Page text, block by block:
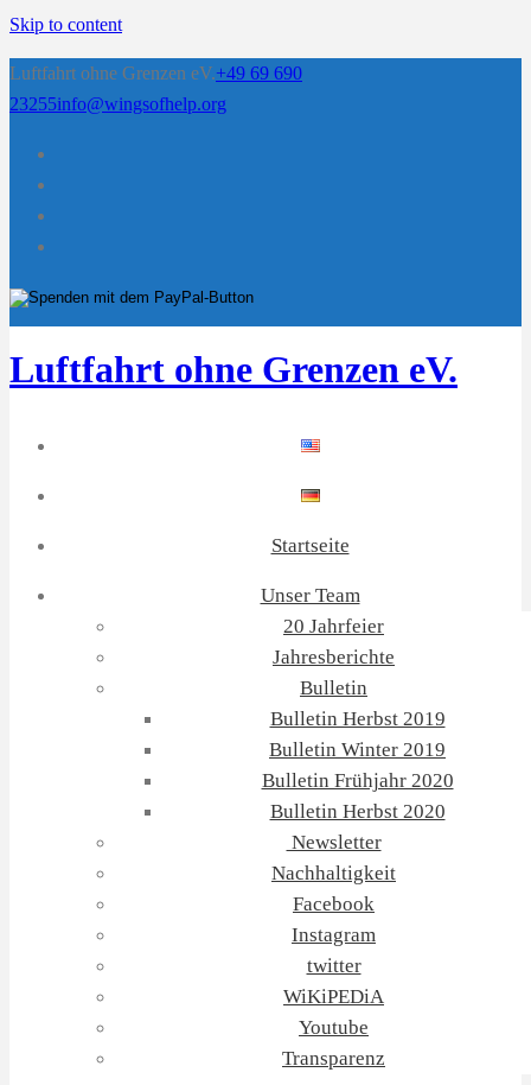
Skip to content
Luftfahrt ohne Grenzen eV.+49 69 690
23255info@wingsofhelp.org
Luftfahrt ohne Grenzen eV.
Startseite
Unser Team
20 Jahrfeier
Jahresberichte
Bulletin
Bulletin Herbst 2019
Bulletin Winter 2019
Bulletin Frühjahr 2020
Bulletin Herbst 2020
Newsletter
Nachhaltigkeit
Facebook
Instagram
twitter
WiKiPEDiA
Youtube
Transparenz